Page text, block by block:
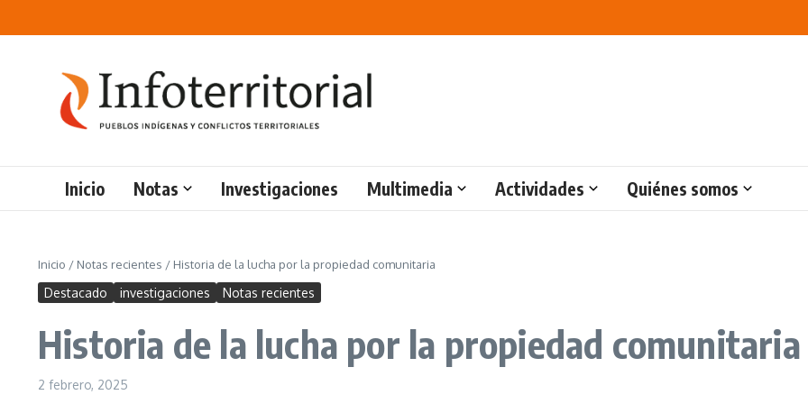
Inicio Notas Investigaciones Multimedia Actividades Quiénes somos
Inicio / Notas recientes / Historia de la lucha por la propiedad comunitaria
Destacado investigaciones Notas recientes
Historia de la lucha por la propiedad comunitaria
2 febrero, 2025